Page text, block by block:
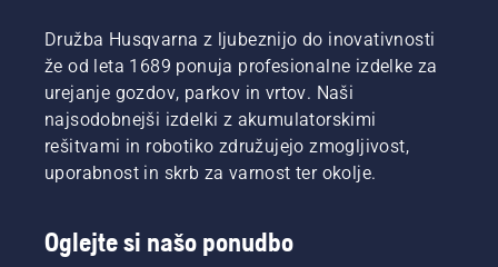
Družba Husqvarna z ljubeznijo do inovativnosti
že od leta 1689 ponuja profesionalne izdelke za
urejanje gozdov, parkov in vrtov. Naši
najsodobnejši izdelki z akumulatorskimi
rešitvami in robotiko združujejo zmogljivost,
uporabnost in skrb za varnost ter okolje.
Oglejte si našo ponudbo